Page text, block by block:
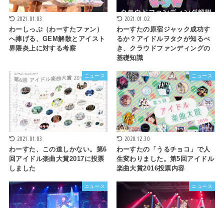
2021.01.03
わーしっぷ（わーすたファン）
へ捧げる、GEM解散とアイスト
界隈炎上に対する考察
2021.01.02
わーすたの原宿ジャック成功す
るか？アイドルヲタクが知るべ
き、クラウドファンディングの
基礎知識
ニュース
2021.01.03
わーすた、この道しかない。第6
回アイドル楽曲大賞2017に投票
しました
ニュース
2020.12.30
わーすたの「うるチョコ」で人
生変わりました。第5回アイドル
楽曲大賞2016投票内容
ニュース ニュース